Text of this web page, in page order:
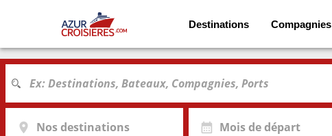
Destinations Compagnies
Nos destinations Mois de départ